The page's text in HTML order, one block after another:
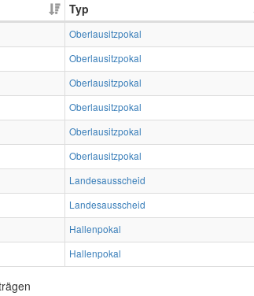
Typ
Oberlausitzpokal
Oberlausitzpokal
Oberlausitzpokal
Oberlausitzpokal
Oberlausitzpokal
Oberlausitzpokal
Landesausscheid
Landesausscheid
Hallenpokal
Hallenpokal